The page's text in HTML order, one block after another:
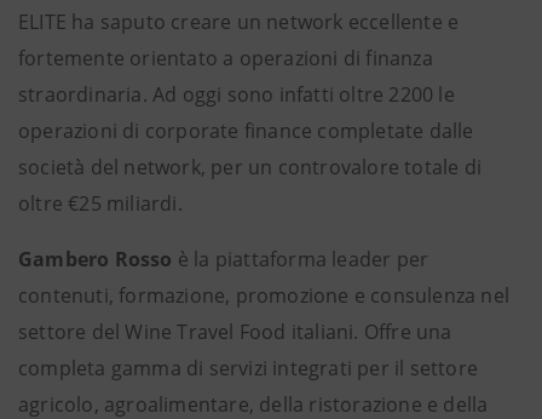
ELITE ha saputo creare un network eccellente e
fortemente orientato a operazioni di finanza
straordinaria. Ad oggi sono infatti oltre 2200 le
operazioni di corporate finance completate dalle
società del network, per un controvalore totale di
oltre €25 miliardi.
Gambero Rosso è la piattaforma leader per
contenuti, formazione, promozione e consulenza nel
settore del Wine Travel Food italiani. Offre una
completa gamma di servizi integrati per il settore
agricolo, agroalimentare, della ristorazione e della